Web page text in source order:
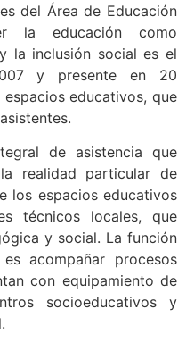
del Área de Educación
la educación como
la inclusión social es el
y presente en 20
educativos, que
de asistencia que
realidad particular de
los espacios educativos
técnicos locales, que
y social. La función
acompañar procesos
con equipamiento de
socioeducativos y